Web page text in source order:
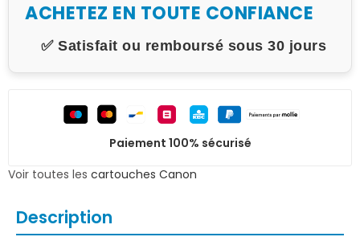
ACHETEZ EN TOUTE CONFIANCE
✅ Satisfait ou remboursé sous 30 jours
Paiement 100% sécurisé
Voir toutes les cartouches Canon
Description